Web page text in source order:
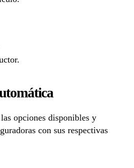
opciones disponibles y
con sus respectivas